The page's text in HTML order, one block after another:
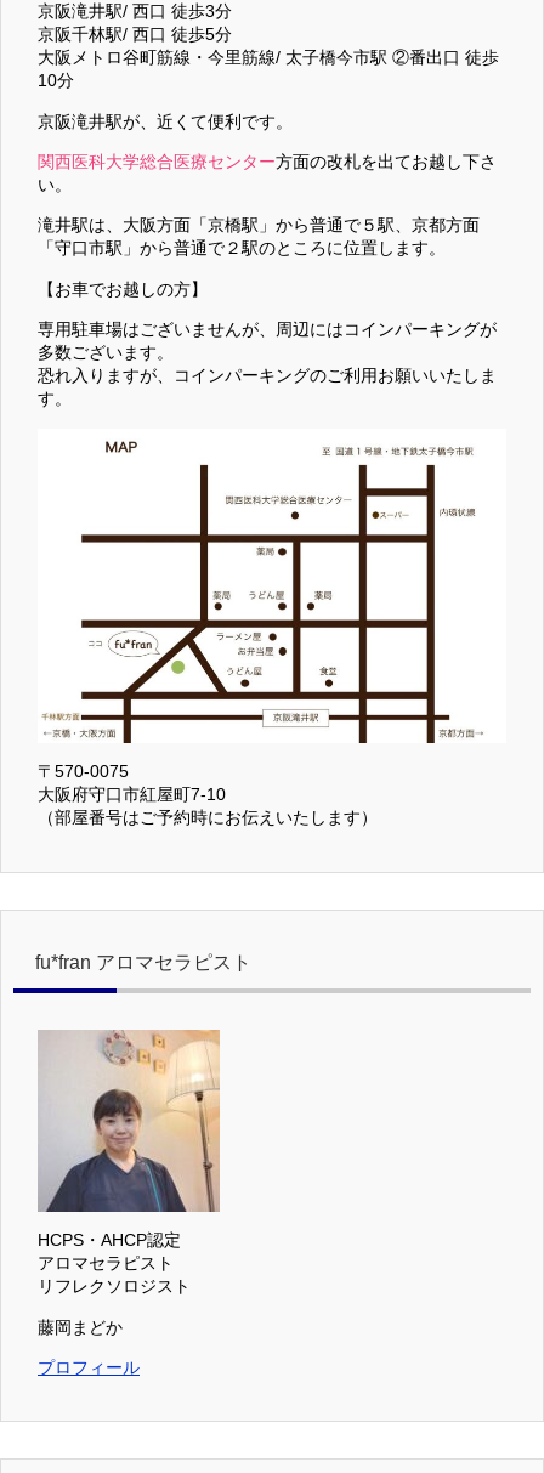
京阪滝井駅/ 西口 徒歩3分
京阪千林駅/ 西口 徒歩5分
大阪メトロ谷町筋線・今里筋線/ 太子橋今市駅 ②番出口 徒歩
10分
京阪滝井駅が、近くて便利です。
関西医科大学総合医療センター方面の改札を出てお越し下さ
い。
滝井駅は、大阪方面「京橋駅」から普通で５駅、京都方面
「守口市駅」から普通で２駅のところに位置します。
【お車でお越しの方】
専用駐車場はございませんが、周辺にはコインパーキングが
多数ございます。
恐れ入りますが、コインパーキングのご利用お願いいたしま
す。
〒570-0075
大阪府守口市紅屋町7-10
（部屋番号はご予約時にお伝えいたします）
fu*fran アロマセラピスト
HCPS・AHCP認定
アロマセラピスト
リフレクソロジスト
藤岡まどか
プロフィール